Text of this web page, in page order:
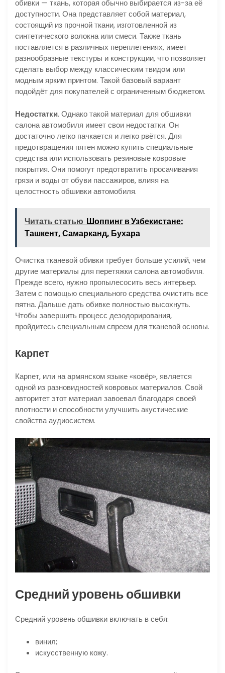
обивки — ткань, которая обычно выбирается из-за её
доступности. Она представляет собой материал,
состоящий из прочной ткани, изготовленной из
синтетического волокна или смеси. Также ткань
поставляется в различных переплетениях, имеет
разнообразные текстуры и конструкции, что позволяет
сделать выбор между классическим твидом или
модным ярким принтом. Такой базовый вариант
подойдёт для покупателей с ограниченным бюджетом.
Недостатки. Однако такой материал для обшивки
салона автомобиля имеет свои недостатки. Он
достаточно легко пачкается и легко рвётся. Для
предотвращения пятен можно купить специальные
средства или использовать резиновые ковровые
покрытия. Они помогут предотвратить просачивания
грязи и воды от обуви пассажиров, влияя на
целостность обшивки автомобиля.
Читать статью Шоппинг в Узбекистане:
Ташкент, Самарканд, Бухара
Очистка тканевой обивки требует больше усилий, чем
другие материалы для перетяжки салона автомобиля.
Прежде всего, нужно пропылесосить весь интерьер.
Затем с помощью специального средства очистить все
пятна. Дальше дать обивке полностью высохнуть.
Чтобы завершить процесс дезодорирования,
пройдитесь специальным спреем для тканевой основы.
Карпет
Карпет, или на армянском языке «ковёр», является
одной из разновидностей ковровых материалов. Свой
авторитет этот материал завоевал благодаря своей
плотности и способности улучшить акустические
свойства аудиосистем.
Средний уровень обшивки
Средний уровень обшивки включать в себя:
винил;
искусственную кожу.